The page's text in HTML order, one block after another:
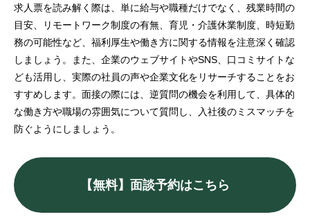
求人票を読み解く際は、単に給与や職種だけでなく、残業時間の
目安、リモートワーク制度の有無、育児・介護休業制度、時短勤
務の可能性など、福利厚生や働き方に関する情報を注意深く確認
しましょう。また、企業のウェブサイトやSNS、口コミサイトな
ども活用し、実際の社員の声や企業文化をリサーチすることをお
すすめします。面接の際には、逆質問の機会を利用して、具体的
な働き方や職場の雰囲気について質問し、入社後のミスマッチを
防ぐようにしましょう。
【無料】面談予約はこちら